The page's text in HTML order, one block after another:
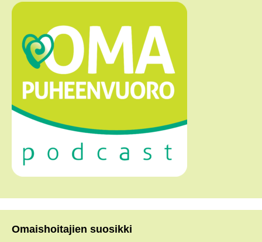
Omaishoitajien suosikki